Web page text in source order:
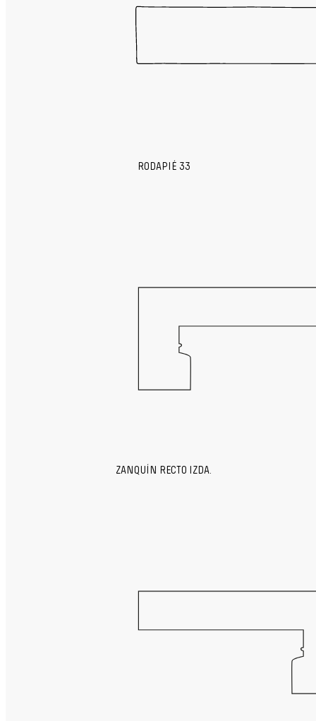
RODAPIÉ 33
ZANQUÍN RECTO IZDA.